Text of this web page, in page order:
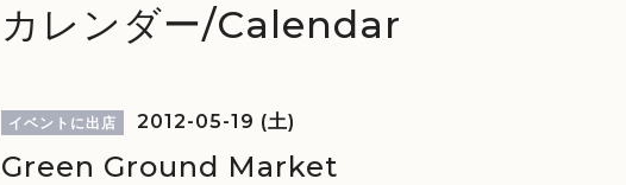
カレンダー/Calendar
イベントに出店 2012-05-19 (土)
Green Ground Market